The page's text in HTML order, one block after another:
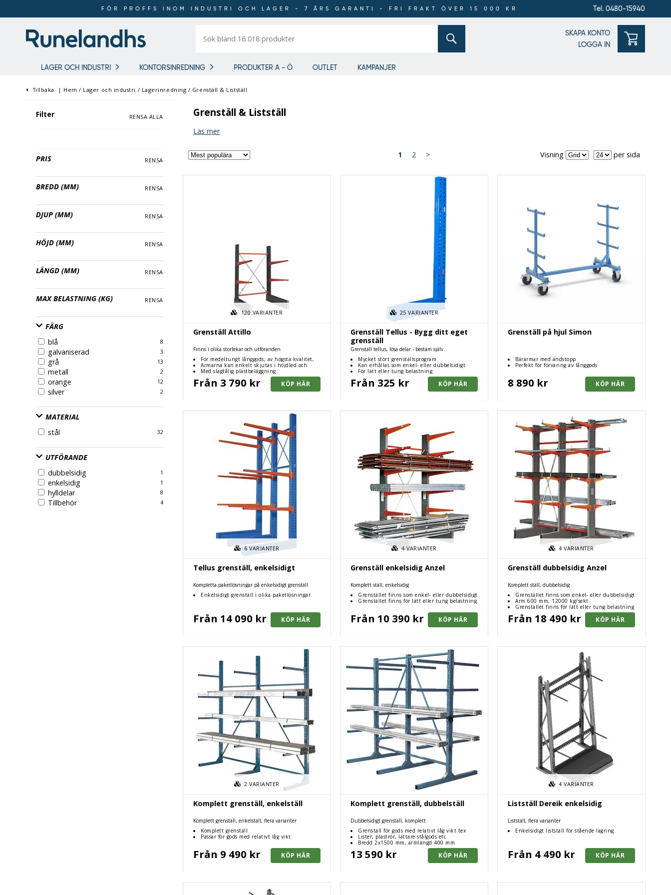
FÖR PROFFS INOM INDUSTRI OCH LAGER - 7 ÅRS GARANTI - FRI FRAKT ÖVER 15 000 KR Tel. 0480-15940
bland
SKAPA KONTO
LOGGA IN
LAGER OCH INDUSTRI KONTORSINREDNING PRODUKTER A - Ö OUTLET KAMPANJER
Tillbaka | Hem / Lager och industri / Lagerinredning / Grenställ & Listställ
Grenställ & Listställ
Läs mer
Filter RENSA ALLA
PRIS RENSA
BREDD (MM) RENSA
DJUP (MM) RENSA
HÖJD (MM) RENSA
LÄNGD (MM) RENSA
MAX BELASTNING (KG) RENSA
FÄRG
blå
8
galvaniserad 3
grå 13
metall 2
orange 12
silver 2
MATERIAL
stål
32
UTFÖRANDE
dubbelsidig
1
enkelsidig 1
hylldelar 8
Tillbehör 4
Order
by
per sida
sida
Visning Visning
1 2 >
120 VARIANTER
Grenställ Attillo
Finns i olika storlekar och utföranden
För medeltungt långgods, av högsta kvalitet,
uppfyller gällande säkerhetskrav
Armarna kan enkelt skjutas i höjdled och
anpassas efter behov
Med slagtålig plastbeläggning
Från 3 790 kr
25VARIANTER
Grenställ Tellus - Bygg ditt eget
grenställ
Grenställ tellus, lösa delar - bestäm själv.
Mycket stort grenställsprogram
Kan erhållas som enkel- eller dubbelsidigt
För lätt eller tung belastning
Från 325 kr
Grenställ på hjul Simon
Bärarmar med ändstopp
Perfekt för förvaring av långgods
8 890 kr
6VARIANTER
Tellus grenställ, enkelsidigt
Kompletta paketlösningar på enkelsidigt grenställ
Enkelsidigt grenställ i olika paketlösningar
Från 14 090 kr
4VARIANTER
Grenställ enkelsidig Anzel
Komplett ställ, enkelsidig
Grenstället finns som enkel- eller dubbelsidigt
Grenstället finns för lätt eller tung belastning
Från 10 390 kr
4VARIANTER
Grenställ dubbelsidig Anzel
Komplett ställ, dubbelsidig
Grenstället finns som enkel- eller dubbelsidigt
Arm 600 mm, 12000 kg/sekt
Grenstället finns för lätt eller tung belastning
Från 18 490 kr
2VARIANTER
Komplett grenställ, enkelställ
Komplett grenställ, enkelställ, flera varianter
Komplett grenställ
Passar för gods med relativt låg vikt
Från 9 490 kr
Komplett grenställ, dubbelställ
Dubbelsidigt grenställ, komplett
Grenställ för gods med relativt låg vikt tex
Lister, plaströr, lättare stålgods etc
Bredd 2x1500 mm, armlängd 400 mm
13 590 kr
4VARIANTER
Listställ Dereik enkelsidig
Listställ, flera varianter
Enkelsidigt listställ för stående lagring
Från 4 490 kr